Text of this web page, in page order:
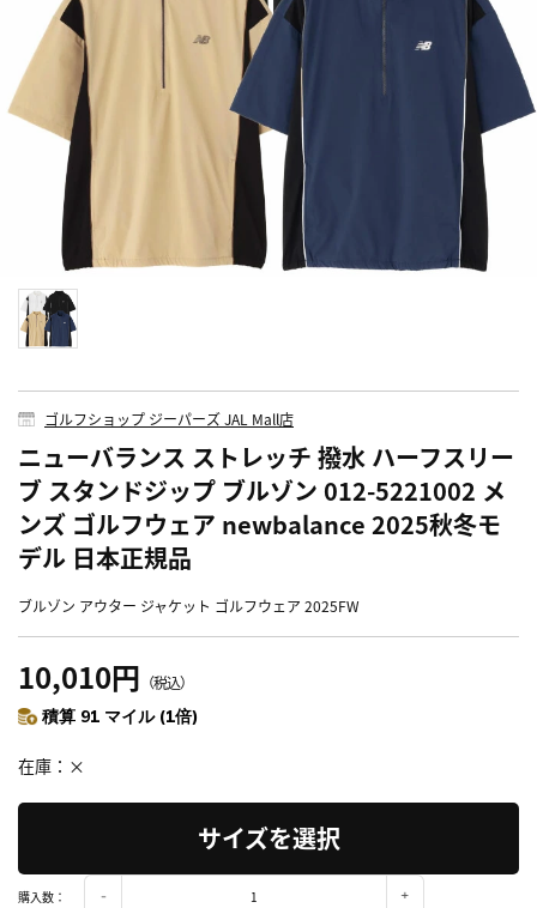
ゴルフショップ ジーパーズ JAL Mall店
ニューバランス ストレッチ 撥水 ハーフスリー
ブ スタンドジップ ブルゾン 012-5221002 メ
ンズ ゴルフウェア newbalance 2025秋冬モ
デル 日本正規品
ブルゾン アウター ジャケット ゴルフウェア 2025FW
10,010円 （税込）
積算 91 マイル (1倍)
在庫 ×
サイズを選択
購入数：